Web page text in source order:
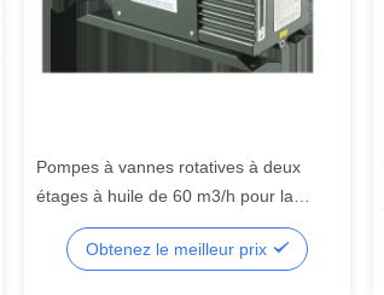
Pompes à vannes rotatives à deux
étages à huile de 60 m3/h pour la
métallurgie
Obtenez le meilleur prix